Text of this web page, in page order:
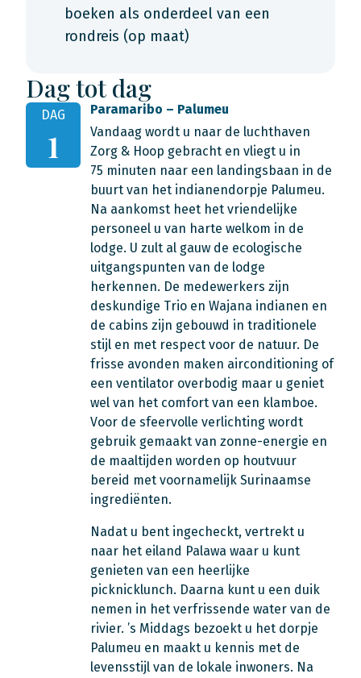
boeken als onderdeel van een
rondreis (op maat)
Dag tot dag
DAG
1
Paramaribo – Palumeu
Vandaag wordt u naar de luchthaven
Zorg & Hoop gebracht en vliegt u in
75 minuten naar een landingsbaan in de
buurt van het indianendorpje Palumeu.
Na aankomst heet het vriendelijke
personeel u van harte welkom in de
lodge. U zult al gauw de ecologische
uitgangspunten van de lodge
herkennen. De medewerkers zijn
deskundige Trio en Wajana indianen en
de cabins zijn gebouwd in traditionele
stijl en met respect voor de natuur. De
frisse avonden maken airconditioning of
een ventilator overbodig maar u geniet
wel van het comfort van een klamboe.
Voor de sfeervolle verlichting wordt
gebruik gemaakt van zonne-energie en
de maaltijden worden op houtvuur
bereid met voornamelijk Surinaamse
ingrediënten.
Nadat u bent ingecheckt, vertrekt u
naar het eiland Palawa waar u kunt
genieten van een heerlijke
picknicklunch. Daarna kunt u een duik
nemen in het verfrissende water van de
rivier. ’s Middags bezoekt u het dorpje
Palumeu en maakt u kennis met de
levensstijl van de lokale inwoners. Na